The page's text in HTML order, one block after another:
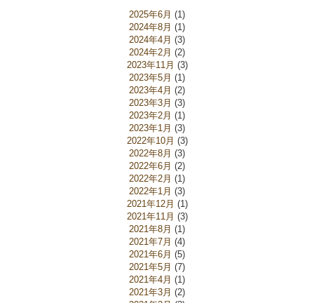
2025年6月 (1)
2024年8月 (1)
2024年4月 (3)
2024年2月 (2)
2023年11月 (3)
2023年5月 (1)
2023年4月 (2)
2023年3月 (3)
2023年2月 (1)
2023年1月 (3)
2022年10月 (3)
2022年8月 (3)
2022年6月 (2)
2022年2月 (1)
2022年1月 (3)
2021年12月 (1)
2021年11月 (3)
2021年8月 (1)
2021年7月 (4)
2021年6月 (5)
2021年5月 (7)
2021年4月 (1)
2021年3月 (2)